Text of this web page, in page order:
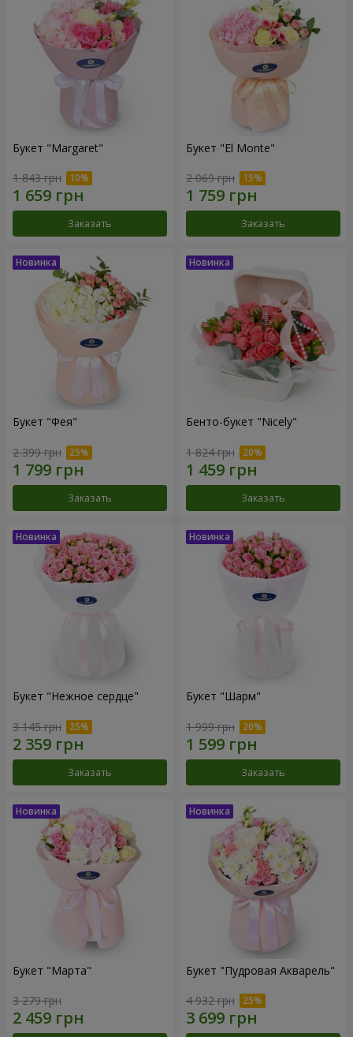
Букет "Margaret"
1 843 грн
Заказать
Букет "El Monte"
2 069 грн
Заказать
Букет "Фея"
2 399 грн
Заказать
Бенто-букет "Nicely"
1 824 грн
Заказать
Букет "Нежное сердце"
3 145 грн
Заказать
Букет "Шарм"
1 999 грн
Заказать
Букет "Марта"
3 279 грн
Букет "Пудровая Акварель"
4 932 грн